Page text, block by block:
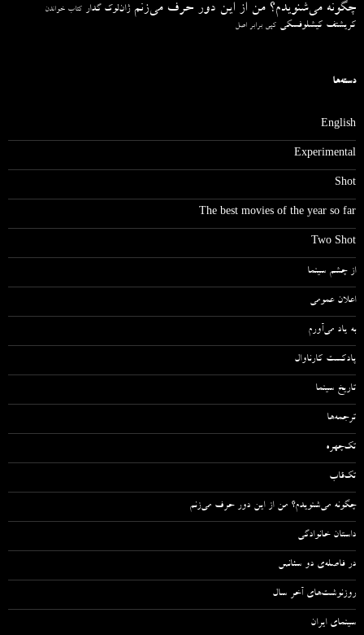
چگونه می‌شنویدم؟ من از این دور حرف می‌زنم ژان‌لوک گدار کتاب خواندن
کریشتف کیشلوفسکی کپی برابر اصل
دسته‌ها
English
Experimental
Shot
The best movies of the year so far
Two Shot
از چشم سینما
اعلان عمومی
به یاد می‌آورم
پادکست کارناوال
تاریخ سینما
ترجمه‌ها
تک‌چهره
تک‌قاب
چگونه می‌شنویدم؟ من از این دور حرف می‌زنم
داستان خانوادگی
در فاصله‌ی دو سئانس
روزنوشت‌های آخر سال
سینمای ایران